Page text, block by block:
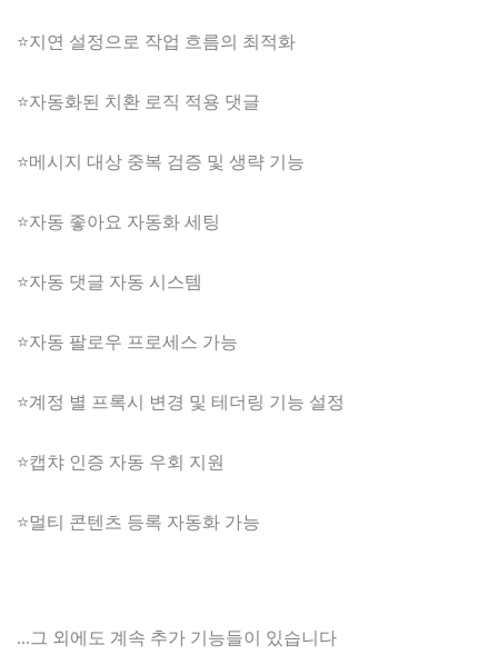
⭐지연 설정으로 작업 흐름의 최적화
⭐자동화된 치환 로직 적용 댓글
⭐메시지 대상 중복 검증 및 생략 기능
⭐자동 좋아요 자동화 세팅
⭐자동 댓글 자동 시스템
⭐자동 팔로우 프로세스 가능
⭐계정 별 프록시 변경 및 테더링 기능 설정
⭐캡챠 인증 자동 우회 지원
⭐멀티 콘텐츠 등록 자동화 가능
...그 외에도 계속 추가 기능들이 있습니다